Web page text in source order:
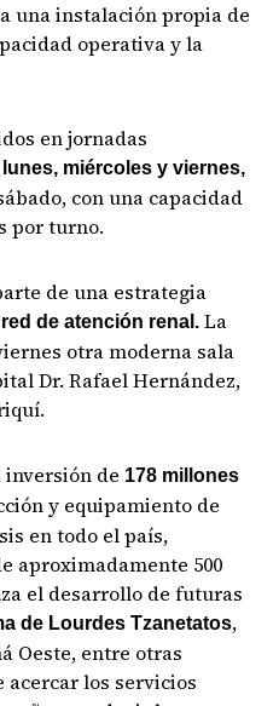
una instalación propia de
operativa y la
en jornadas
lunes, miércoles y viernes,
con una capacidad
por turno.
de una estrategia
red de atención renal. La
otra moderna sala
Dr. Rafael Hernández,
de 178 millones
y equipamiento de
en todo el país,
aproximadamente 500
el desarrollo de futuras
de Lourdes Tzanetatos,
Oeste, entre otras
acercar los servicios